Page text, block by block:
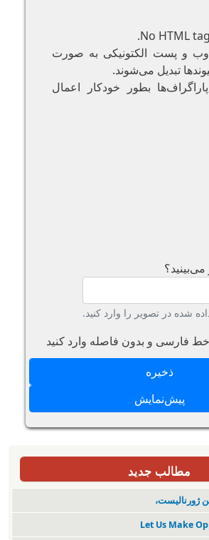
No HTML
و پست الکتونیکی به صورت
تبدیل می‌شوند.
بطور خودکار اعمال
شده در تصویر را وارد کنید.
فارسی و بدون فاصله وارد کنید
مطالب جدید
Let Us